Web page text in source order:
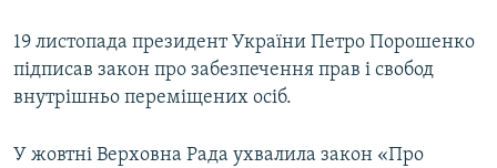
19 листопада президент України Петро Порошенко
підписав закон про забезпечення прав і свобод
внутрішньо переміщених осіб.
У жовтні Верховна Рада ухвалила закон «Про